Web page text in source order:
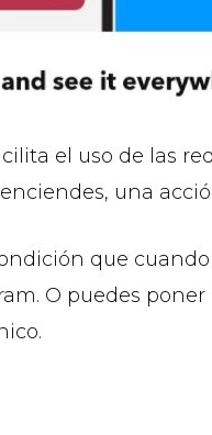
el uso de las
una
que
O puedes